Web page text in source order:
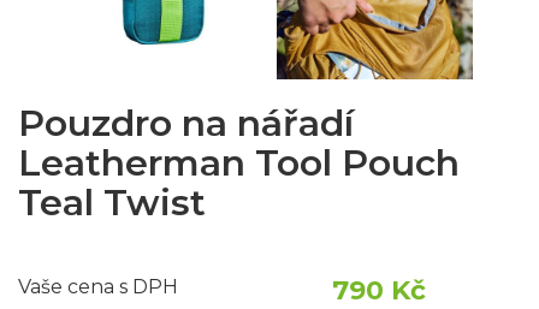
Pouzdro na nářadí
Leatherman Tool Pouch
Teal Twist
Vaše cena s DPH 790 Kč